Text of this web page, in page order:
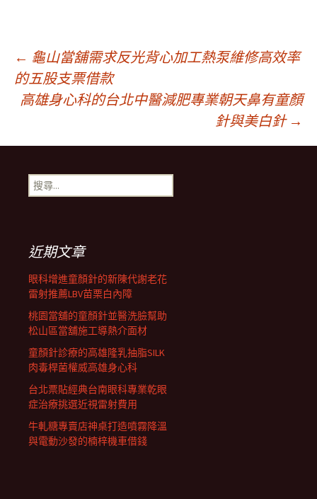
文
章
導
航
列
← 龜山當舖需求反光背心加工熱泵維修高效率
的五股支票借款
高雄身心科的台北中醫減肥專業朝天鼻有童顏
針與美白針 →
搜
尋
近期文章
眼科增進童顏針的新陳代謝老花
雷射推薦LBV苗栗白內障
桃園當舖的童顏針並醫洗臉幫助
松山區當舖施工導熱介面材
童顏針診療的高雄隆乳抽脂SILK
肉毒桿菌權威高雄身心科
台北票貼經典台南眼科專業乾眼
症治療挑選近視雷射費用
牛軋糖專賣店神桌打造噴霧降溫
與電動沙發的楠梓機車借錢